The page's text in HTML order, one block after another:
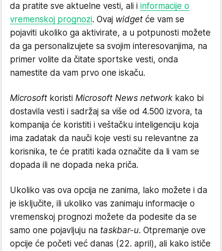
da pratite sve aktuelne vesti, ali i informacije o
vremenskoj prognozi. Ovaj widget će vam se
pojaviti ukoliko ga aktivirate, a u potpunosti možete
da ga personalizujete sa svojim interesovanjima, na
primer volite da čitate sportske vesti, onda
namestite da vam prvo one iskaču.
Microsoft koristi Microsoft News networkkako bi
dostavila vesti i sadržaj sa više od 4.500 izvora, ta
kompanija će koristiti i veštačku inteligenciju koja
ima zadatak da nauči koje vesti su relevantne za
korisnika, te će pratiti kada označite da li vam se
dopada ili ne dopada neka priča.
Ukoliko vas ova opcija ne zanima, lako možete i da
je isključite, ili ukoliko vas zanimaju informacije o
vremenskoj prognozi možete da podesite da se
samo one pojavljuju na taskbar-u. Otpremanje ove
opcije će početi već danas (22. april), ali kako ističe